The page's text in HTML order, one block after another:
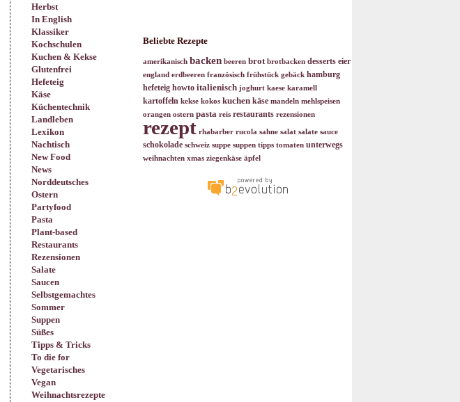
Herbst
In English
Klassiker
Kochschulen
Kuchen & Kekse
Glutenfrei
Hefeteig
Käse
Küchentechnik
Landleben
Lexikon
Nachtisch
New Food
News
Norddeutsches
Ostern
Partyfood
Pasta
Plant-based
Restaurants
Rezensionen
Salate
Saucen
Selbstgemachtes
Sommer
Suppen
Süßes
Tipps & Tricks
To die for
Vegetarisches
Vegan
Weihnachtsrezepte
Beliebte Rezepte
amerikanisch backen beeren brot brotbacken desserts eier
england erdbeeren französisch frühstück gebäck hamburg
hefeteig howto italienisch joghurt kaese karamell
kartoffeln kekse kokos kuchen käse mandeln mehlspeisen
orangen ostern pasta reis restaurants rezensionen
rezept rhabarber rucola sahne salat salate sauce
schokolade schweiz suppe suppen tipps tomaten unterwegs
weihnachten xmas ziegenkäse äpfel